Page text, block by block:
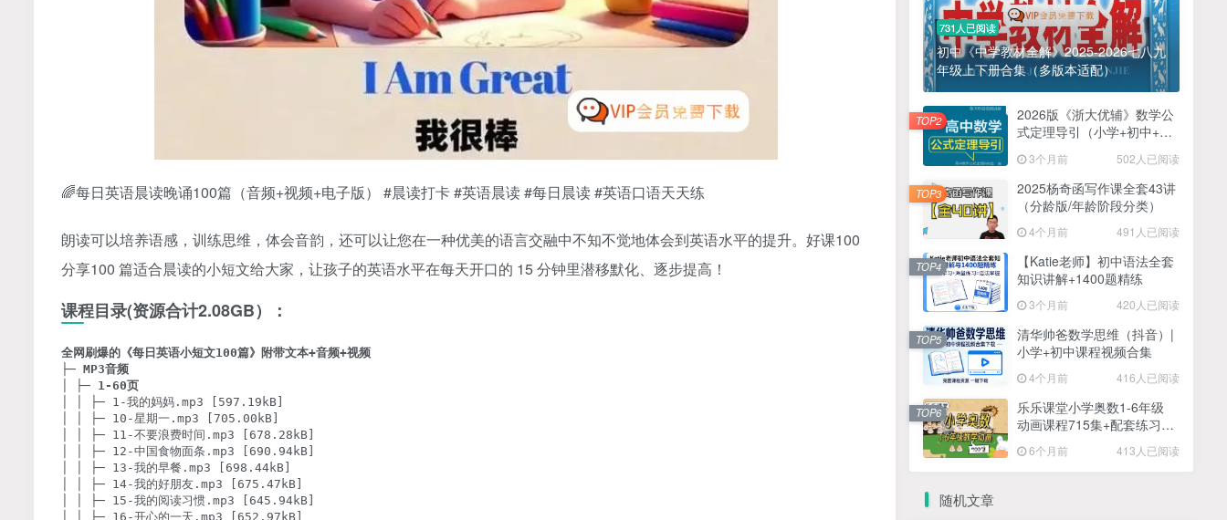
🌈每日英语晨读晚诵100篇（音频+视频+电子版） #晨读打卡 #英语晨读 #每日晨读 #英语口语天天练
朗读可以培养语感，训练思维，体会音韵，还可以让您在一种优美的语言交融中不知不觉地体会到英语水平的提升。好课100
分享100 篇适合晨读的小短文给大家，让孩子的英语水平在每天开口的 15 分钟里潜移默化、逐步提高！
课程目录(资源合计2.08GB）：
全网刷爆的《每日英语小短文100篇》附带文本+音频+视频
├─ MP3音频
│ ├─ 1-60页
│ │ ├─ 1-我的妈妈.mp3 [597.19kB]
│ │ ├─ 10-星期一.mp3 [705.00kB]
│ │ ├─ 11-不要浪费时间.mp3 [678.28kB]
│ │ ├─ 12-中国食物面条.mp3 [690.94kB]
│ │ ├─ 13-我的早餐.mp3 [698.44kB]
│ │ ├─ 14-我的好朋友.mp3 [675.47kB]
│ │ ├─ 15-我的阅读习惯.mp3 [645.94kB]
│ │ ├─ 16-开心的一天.mp3 [652.97kB]
731人已阅读
初中《中学教材全解》2025-2026七八九
年级上下册合集（多版本适配）
2026版《浙大优辅》数学公
式定理导引（小学+初中+高
3个月前 502人已阅读
TOP2
2025杨奇函写作课全套43讲
（分龄版/年龄阶段分类）
4个月前 491人已阅读
TOP3
【Katie老师】初中语法全套
知识讲解+1400题精练
3个月前 420人已阅读
TOP4
清华帅爸数学思维（抖音）|
小学+初中课程视频合集
4个月前 416人已阅读
TOP5
乐乐课堂小学奥数1-6年级
动画课程715集+配套练习册
6个月前 413人已阅读
TOP6
随机文章